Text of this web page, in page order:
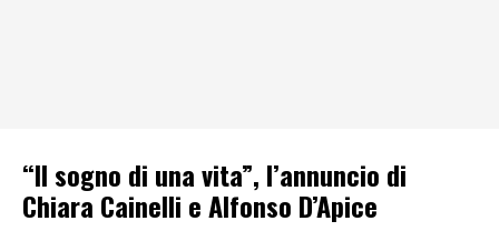
“Il sogno di una vita”, l’annuncio di
Chiara Cainelli e Alfonso D’Apice